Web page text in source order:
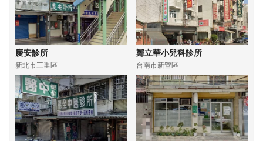
慶安診所
新北市三重區
鄭立華小兒科診所
台南市新營區